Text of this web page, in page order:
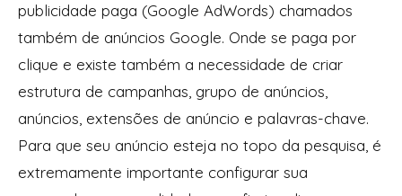
publicidade paga (Google AdWords) chamados
também de anúncios Google. Onde se paga por
clique e existe também a necessidade de criar
estrutura de campanhas, grupo de anúncios,
anúncios, extensões de anúncio e palavras-chave.
Para que seu anúncio esteja no topo da pesquisa, é
extremamente importante configurar sua